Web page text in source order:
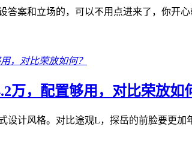
答案和立场的，可以不用点进来了，你开
万，配置够用，对比荣放如
设计风格。对比途观L，探岳的前脸要更加